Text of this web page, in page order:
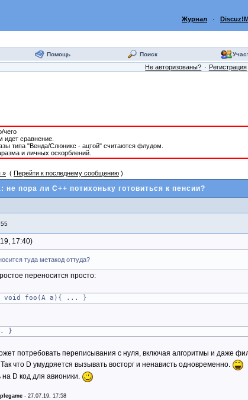
Журнал ·
Помощь Поиск
Не авторизованы? Регистрация
чего
сравнение.
типа "Венда/Слюникс - ацтой" считаются флудом.
и личных оскорблений.
» ( Перейти к последнему сообщению )
не пора ли C++ потихоньку готовиться к пенсии?
17:40
туда метакод оттуда?
переносится просто:
void foo(A a){ ... }
}
потребовать переписывания с нуля, включая алгоритмы и даже
что D умудряется вызывать восторг и ненависть одновременно.
D код для авионики.
- 27.07.19, 17:58